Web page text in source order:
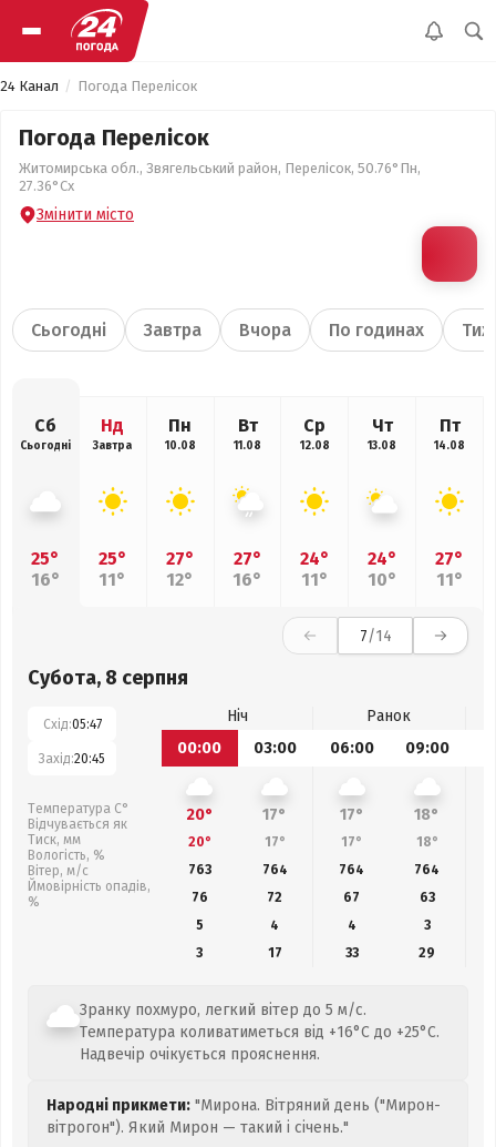
24 Канал Погода Перелісок
Погода Перелісок
Житомирська обл., Звягельський район, Перелісок, 50.76°Пн,
27.36°Сх
Змінити місто
Сьогодні Завтра Вчора По годинах
Сб
Сьогодні
25°
16°
Нд
Завтра
25°
11°
Пн
10.08
27°
12°
Вт
11.08
27°
16°
Ср
12.08
24°
11°
Чт
13.08
24°
10°
Пт
14.08
27°
11°
7/14
Субота, 8 серпня
Схід:05:47
Захід:20:45
Температура С°
Відчувається як
Тиск, мм
Вологість, %
Вітер, м/с
Ймовірність опадів,
%
Ніч
Ранок
00:00
03:00 06:00 09:00
20° 17° 17° 18°
20° 17° 17° 18°
763
764 764 764
76
72 67
63
5
4 4
3
3
17 33 29
Зранку похмуро, легкий вітер до 5 м/с.
Температура коливатиметься від +16°C до +25°C.
Надвечір очікується прояснення.
Народні прикмети: "Мирона. Вітряний день ("Мирон-
вітрогон"). Який Мирон — такий і січень."